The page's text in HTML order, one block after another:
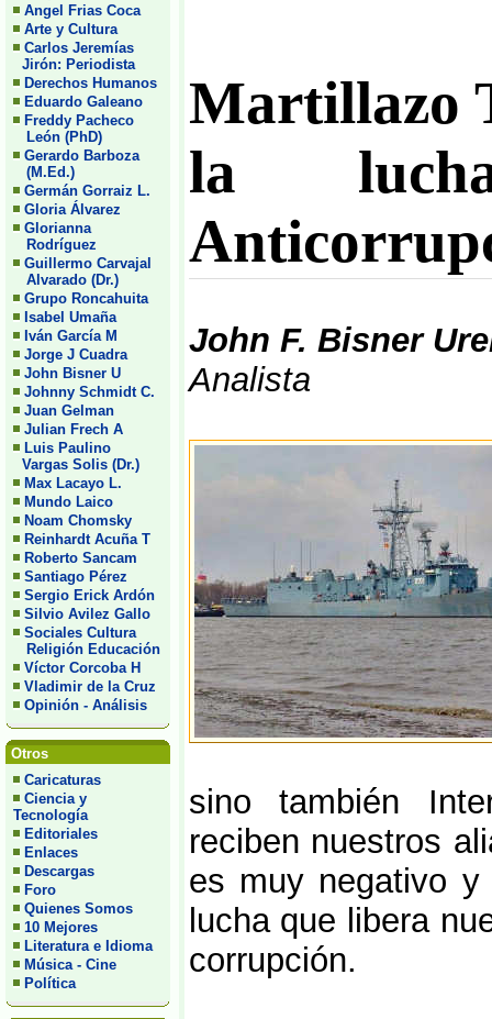
Angel Frias Coca
Arte y Cultura
Carlos Jeremías
Jirón: Periodista
Derechos Humanos
Eduardo Galeano
Freddy Pacheco
León (PhD)
Gerardo Barboza
(M.Ed.)
Germán Gorraiz L.
Gloria Álvarez
Glorianna
Rodríguez
Guillermo Carvajal
Alvarado (Dr.)
Grupo Roncahuita
Isabel Umaña
Iván García M
Jorge J Cuadra
John Bisner U
Johnny Schmidt C.
Juan Gelman
Julian Frech A
Luis Paulino
Vargas Solis (Dr.)
Max Lacayo L.
Mundo Laico
Noam Chomsky
Reinhardt Acuña T
Roberto Sancam
Santiago Pérez
Sergio Erick Ardón
Silvio Avilez Gallo
Sociales Cultura
Religión Educación
Víctor Corcoba H
Vladimir de la Cruz
Opinión - Análisis
Otros
Caricaturas
Ciencia y
Tecnología
Editoriales
Enlaces
Descargas
Foro
Quienes Somos
10 Mejores
Literatura e Idioma
Música - Cine
Política
Martillazo
la
John F. Bisner
Analista
sino también
reciben nuestros
es muy negativo
lucha que libera
corrupción.